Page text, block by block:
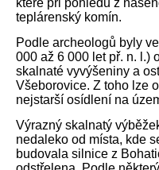
které při pohledu z
teplárenský komín.
Podle archeologů byly
000 až 6 000 let př. n. l.)
skalnaté vyvýšeniny a
Všeborovice. Z toho lze
nejstarší osídlení na
Výrazný skalnatý
nedaleko od místa, kde
budovala silnice z